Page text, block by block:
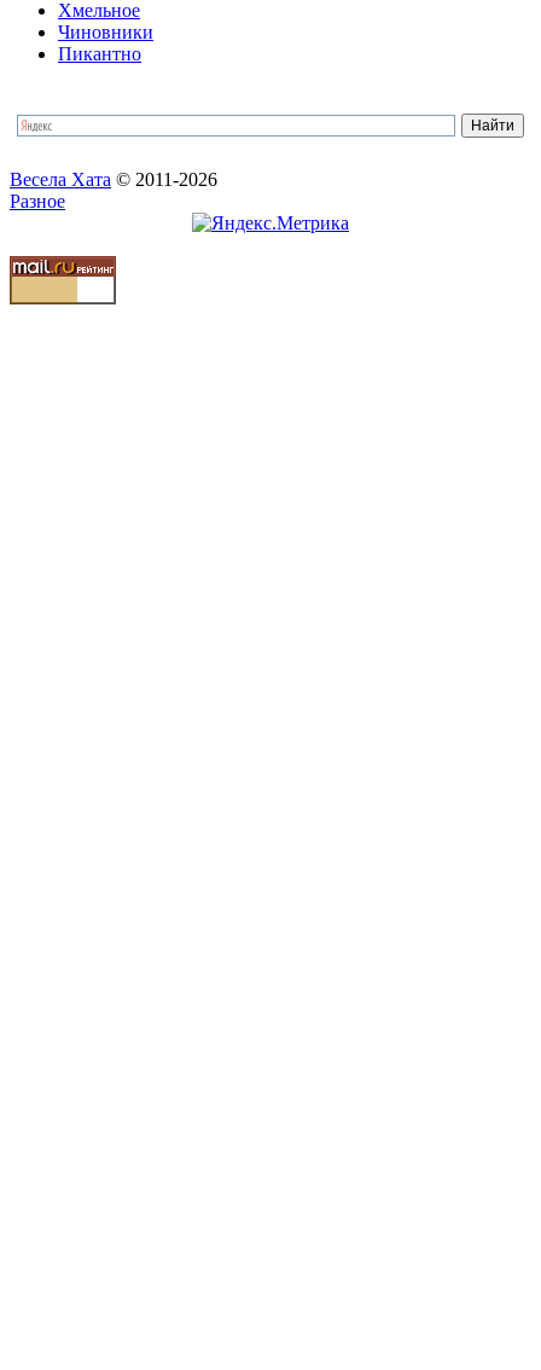
Хмельное
Чиновники
Пикантно
Весела Хата © 2011-2026
Разное